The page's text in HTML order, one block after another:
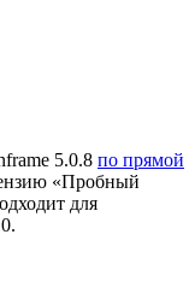
5.0.8 по прямой
«Пробный
для